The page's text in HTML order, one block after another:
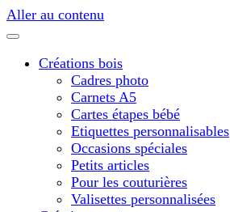
Aller au contenu
Créations bois
Cadres photo
Carnets A5
Cartes étapes bébé
Etiquettes personnalisables
Occasions spéciales
Petits articles
Pour les couturières
Valisettes personnalisées